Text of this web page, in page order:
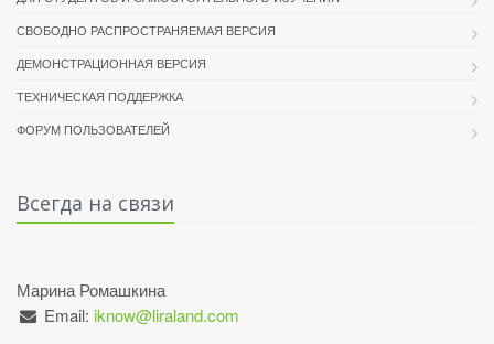
СВОБОДНО РАСПРОСТРАНЯЕМАЯ ВЕРСИЯ
ДЕМОНСТРАЦИОННАЯ ВЕРСИЯ
ТЕХНИЧЕСКАЯ ПОДДЕРЖКА
ФОРУМ ПОЛЬЗОВАТЕЛЕЙ
Всегда на связи
Марина Ромашкина
Email: iknow@liraland.com